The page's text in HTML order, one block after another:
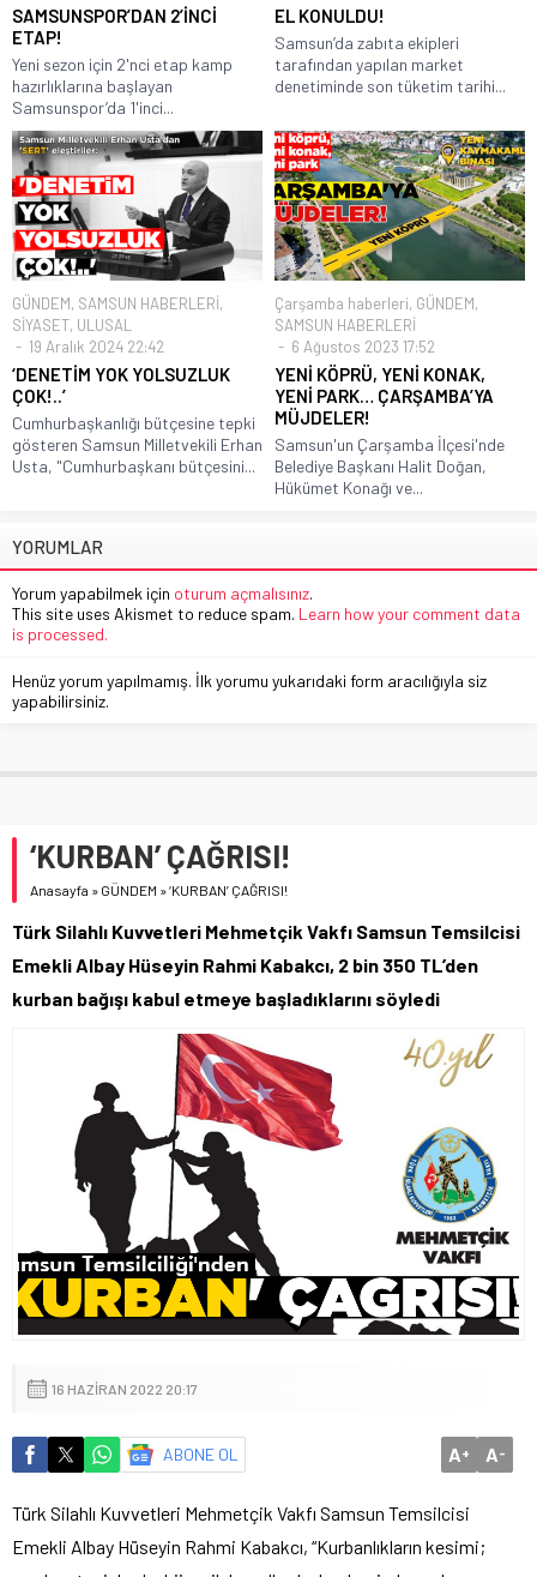
SAMSUNSPOR’DAN 2’İNCİ
ETAP!
Yeni sezon için 2'nci etap kamp
hazırlıklarına başlayan
Samsunspor’da 1'inci...
EL KONULDU!
Samsun’da zabıta ekipleri
tarafından yapılan market
denetiminde son tüketim tarihi...
GÜNDEM, SAMSUN HABERLERİ,
SİYASET, ULUSAL
19 Aralık 2024 22:42
‘DENETİM YOK YOLSUZLUK
ÇOK!..’
Cumhurbaşkanlığı bütçesine tepki
gösteren Samsun Milletvekili Erhan
Usta, "Cumhurbaşkanı bütçesini...
Çarşamba haberleri, GÜNDEM,
SAMSUN HABERLERİ
6 Ağustos 2023 17:52
YENİ KÖPRÜ, YENİ KONAK,
YENİ PARK… ÇARŞAMBA’YA
MÜJDELER!
Samsun'un Çarşamba İlçesi'nde
Belediye Başkanı Halit Doğan,
Hükümet Konağı ve...
YORUMLAR
Yorum yapabilmek için oturum açmalısınız.
This site uses Akismet to reduce spam. Learn how your comment data
is processed.
Henüz yorum yapılmamış. İlk yorumu yukarıdaki form aracılığıyla siz
yapabilirsiniz.
‘KURBAN’ ÇAĞRISI!
Anasayfa » GÜNDEM »‘KURBAN’ ÇAĞRISI!
Türk Silahlı Kuvvetleri Mehmetçik Vakfı Samsun Temsilcisi
Emekli Albay Hüseyin Rahmi Kabakcı, 2 bin 350 TL’den
kurban bağışı kabul etmeye başladıklarını söyledi
16 HAZIRAN 2022 20:17
ABONE OL A+ A-
Türk Silahlı Kuvvetleri Mehmetçik Vakfı Samsun Temsilcisi
Emekli Albay Hüseyin Rahmi Kabakcı, “Kurbanlıkların kesimi;